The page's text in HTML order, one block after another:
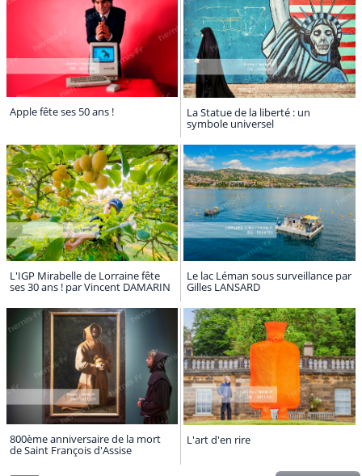
Apple fête ses 50 ans ! La Statue de la liberté : un
symbole universel
L'IGP Mirabelle de Lorraine fête
ses 30 ans ! par Vincent DAMARIN
Le lac Léman sous surveillance par
Gilles LANSARD
800ème anniversaire de la mort
de Saint François d'Assise
L'art d'en rire